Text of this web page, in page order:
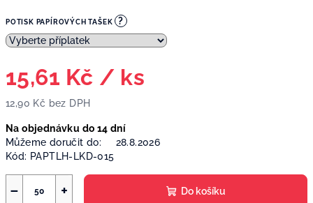
POTISK PAPÍROVÝCH TAŠEK ?
15,61 Kč / ks
12,90 Kč bez DPH
cena:
Na objednávku do 14 dní
Můžeme doručit do:
28.8.2026
Kód: PAPTLH-LKD-015
+
− Do košíku